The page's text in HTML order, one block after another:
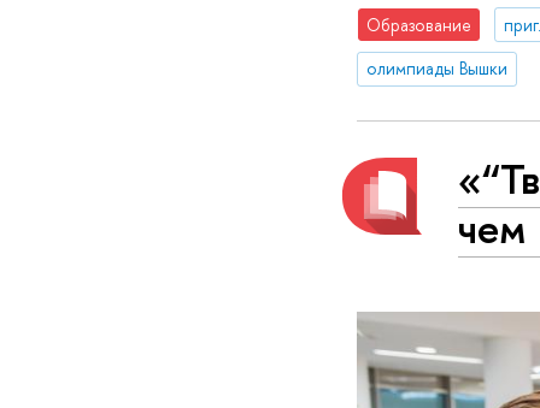
Образование
олимпиады Вышки
чем